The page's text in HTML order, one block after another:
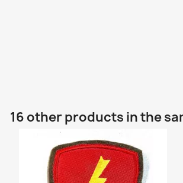
16 other products in the